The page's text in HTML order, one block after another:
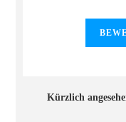
Kürzlich